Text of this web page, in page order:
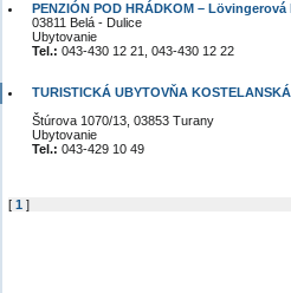
PENZIÓN POD HRÁDKOM – Lövingerová
03811 Belá - Dulice
Ubytovanie
Tel.: 043-430 12 21, 043-430 12 22
TURISTICKÁ UBYTOVŇA
Štúrova 1070/13, 03853 Turany
Ubytovanie
Tel.: 043-429 10 49
[ 1 ]